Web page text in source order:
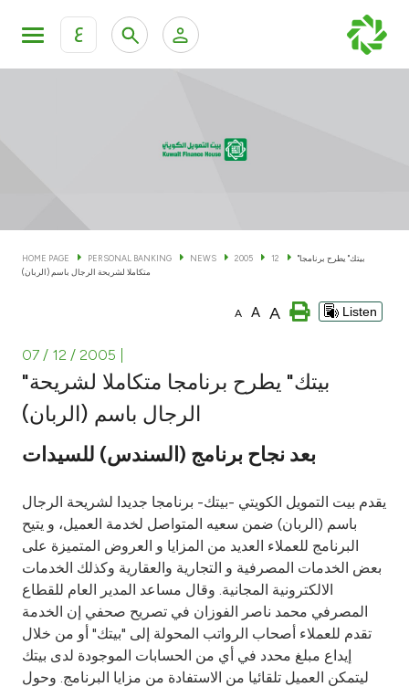
ع
KFH Online Corporate Banking Services
Cards
Banking Tiers
Investment
Tools & Services
After Sales Services
Contact us
Branch & ATM locator
HOME PAGE PERSONAL BANKING NEWS 2005 12
"بيتك" يطرح برنامجا
متكاملا لشريحة الرجال باسم (الربان)
A A A Listen
07 / 12 / 2005
"بيتك" يطرح برنامجا متكاملا لشريحة
الرجال باسم (الربان)
بعد نجاح برنامج (السندس) للسيدات
يقدم بيت التمويل الكويتي -بيتك- برنامجا جديدا لشريحة الرجال
باسم (الربان) ضمن سعيه المتواصل لخدمة العميل، و يتيح
البرنامج للعملاء العديد من المزايا و العروض المتميزة على
بعض الخدمات المصرفية و التجارية والعقارية وكذلك الخدمات
الالكترونية المجانية. وقال مساعد المدير العام للقطاع
المصرفي محمد ناصر الفوزان في تصريح صحفي إن الخدمة
تقدم للعملاء أصحاب الرواتب المحولة إلى "بيتك" أو من خلال
إيداع مبلغ محدد في أي من الحسابات الموجودة لدى بيتك
ليتمكن العميل تلقائيا من الاستفادة من مزايا البرنامج. وحول